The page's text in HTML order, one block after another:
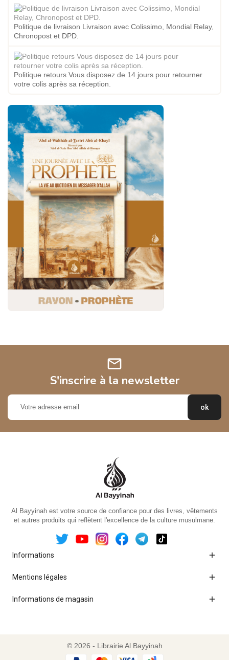
Politique de livraison Livraison avec Colissimo, Mondial Relay,
Chronopost et DPD.
Politique retours Vous disposez de 14 jours pour retourner
votre colis après sa réception.
mail
S'inscrire à la newsletter
Al Bayyinah est votre source de confiance pour des livres, vêtements
et autres produits qui reflètent l'excellence de la culture musulmane.
Informations 
Mentions légales 
Informations de magasin 
© 2026 - Librairie Al Bayyinah